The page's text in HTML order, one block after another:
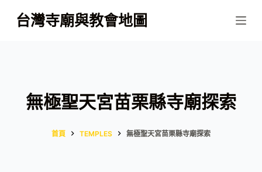
跳
至
台灣寺廟與教會地圖
無極聖天宮苗栗縣寺廟探索
首頁 TEMPLES 無極聖天宮苗栗縣寺廟探索